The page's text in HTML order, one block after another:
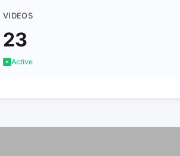
VIDEOS
23
Active